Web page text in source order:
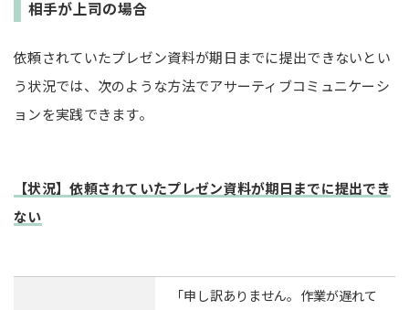
相手が上司の場合
依頼されていたプレゼン資料が期日までに提出できないとい
う状況では、次のような方法でアサーティブコミュニケーシ
ョンを実践できます。
【状況】依頼されていたプレゼン資料が期日までに提出でき
ない
「申し訳ありません。作業が遅れて